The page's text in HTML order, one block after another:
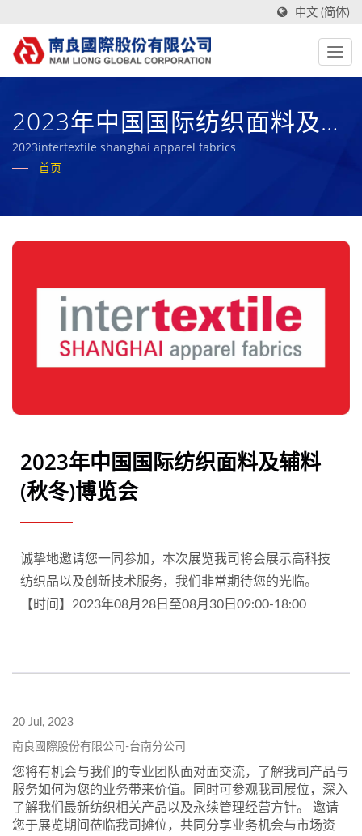
中文 (简体)
2023年中国国际纺织面料及辅
料(秋冬)博览会
2023intertextile shanghai apparel fabrics
首页
2023年中国国际纺织面料及辅料
(秋冬)博览会
诚挚地邀请您一同参加，本次展览我司将会展​​示高科技
纺织品以及创新技术服务，我们非常期待您的光临。
【时间】2023年08月28日至08月30日09:00-18:00
20 Jul, 2023
南良國際股份有限公司-台南分公司
您将有机会与我们的专业团队面对面交流，了解我司产品与
服务如何为您的业务带来价值。同时可参观我司展位，深入
了解我们最新纺织相关产品以及永续管理经营方针。 邀请
您于展览期间莅临我司摊位，共同分享业务机会与市场资